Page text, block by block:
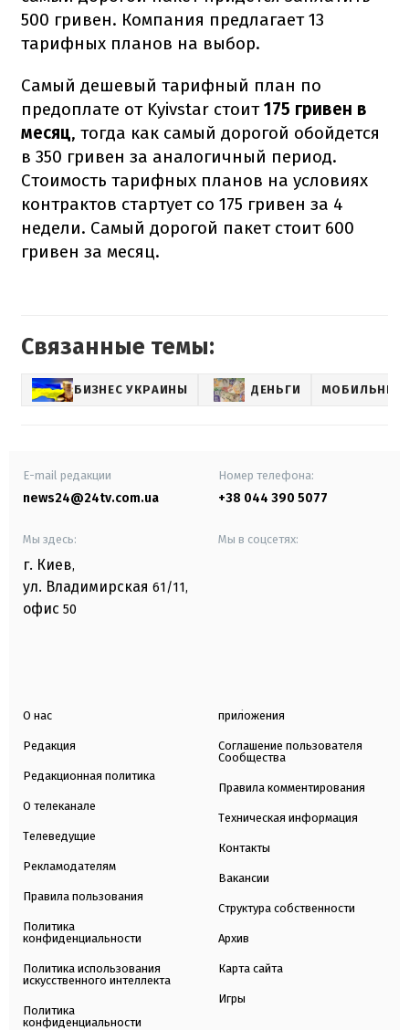
500 гривен. Компания предлагает 13
тарифных планов на выбор.
Самый дешевый тарифный план по
предоплате от Kyivstar стоит175 гривен в
месяц, тогда как самый дорогой обойдется
в 350 гривен за аналогичный период.
Стоимость тарифных планов на условиях
контрактов стартует со 175 гривен за 4
недели. Самый дорогой пакет стоит 600
гривен за месяц.
Связанные темы:
БИЗНЕС УКРАИНЫ ДЕНЬГИ МОБИЛЬНЫЕ
E-mail редакции
news24@24tv.com.ua
Номер телефона:
+38 044 390 5077
Мы здесь:
г. Киев,
ул. Владимирская 61/11,
офис 50
Мы в соцсетях:
О нас
Редакция
Редакционная политика
О телеканале
Телеведущие
Рекламодателям
Правила пользования
Политика
конфиденциальности
Политика использования
искусственного интеллекта
Политика
конфиденциальности
приложения
Соглашение пользователя
Сообщества
Правила комментирования
Техническая информация
Контакты
Вакансии
Структура собственности
Архив
Карта сайта
Игры